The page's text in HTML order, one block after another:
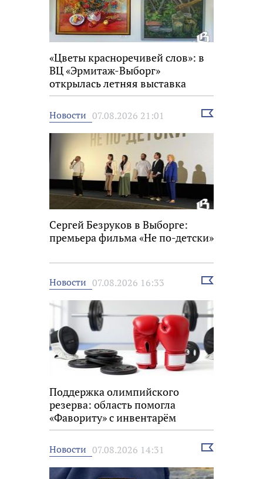
«Цветы красноречивей слов»: в
ВЦ «Эрмитаж-Выборг»
открылась летняя выставка
Новости 07.08.2026 21:01
Выбрать
Сергей Безруков в Выборге:
премьера фильма «Не по-детски»
Новости 07.08.2026 16:33
Выбрать
Поддержка олимпийского
резерва: область помогла
«Фавориту» с инвентарём
Новости 07.08.2026 14:31
Выбрать